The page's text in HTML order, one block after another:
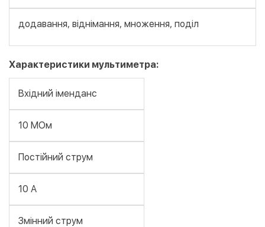
додавання, віднімання, множення, поділ
Характеристики мультиметра:
Вхідний іменданс
10 МОм
Постійний струм
10 А
Змінний струм